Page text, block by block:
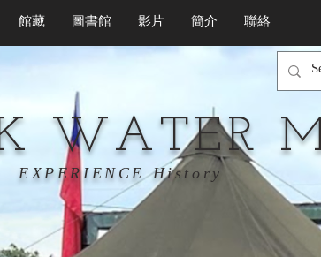
館藏 圖書館 影片 簡介 聯絡
WATER
EXPERIENCE History